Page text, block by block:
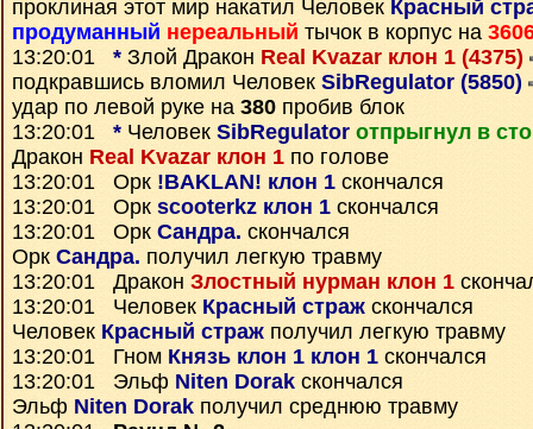
проклиная этот мир накатил Человек Красный
продуманный нереальный тычок в корпус на
13:20:01 * Злой Дракон Real Kvazar клон 1 (4375)
подкравшись вломил Человек SibRegulator (5850)
удар по левой руке на 380 пробив блок
13:20:01 * Человек SibRegulator отпрыгнул в
Дракон Real Kvazar клон 1 по голове
13:20:01 Орк !BAKLAN! клон 1 скончался
13:20:01 Орк scooterkz клон 1 скончался
13:20:01 Орк Сандра. скончался
Орк Сандра. получил легкую травму
13:20:01 Дракон Злостный нурман клон 1
13:20:01 Человек Красный страж скончался
Человек Красный страж получил легкую травму
13:20:01 Гном Князь клон 1 клон 1 скончался
13:20:01 Эльф Niten Dorak скончался
Эльф Niten Dorak получил среднюю травму